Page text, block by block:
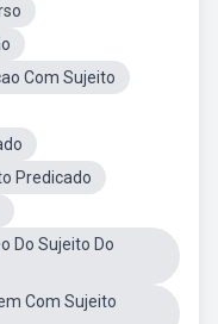
Com Sujeito
Predicado
Do Sujeito Do
Com Sujeito